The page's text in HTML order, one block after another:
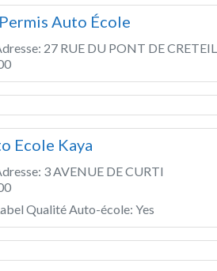
Auto École
27 RUE DU PONT DE CRETEIL
Ecole Kaya
3 AVENUE DE CURTI
Qualité Auto-école: Yes